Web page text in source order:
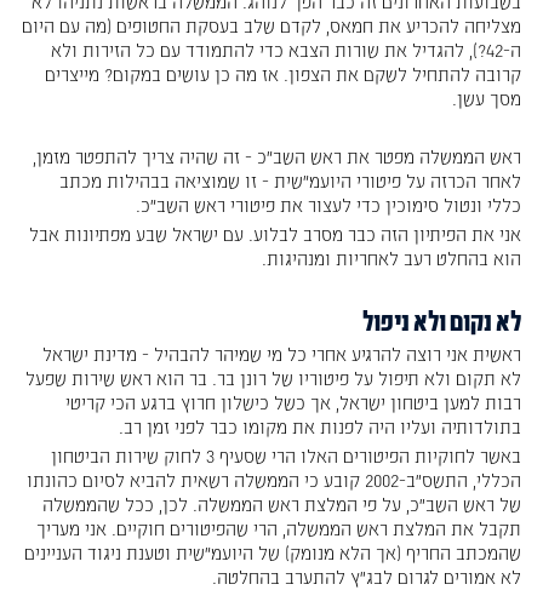
מצליחה להכריע את חמאס, לקדם שלב בעסקת החטופים (מה עם היום
ה-42?), להגדיל את שורות הצבא כדי להתמודד עם כל הזירות ולא
קרובה להתחיל לשקם את הצפון. אז מה כן עושים במקום? מייצרים
מסך עשן.
ראש הממשלה מפטר את ראש השב"כ - זה שהיה צריך להתפטר מזמן,
לאחר הכרזה על פיטורי היועמ"שית - זו שמוציאה בבהילות מכתב
כללי ונטול סימוכין כדי לעצור את פיטורי ראש השב"כ.
אני את הפיתיון הזה כבר מסרב לבלוע. עם ישראל שבע מפתיונות אבל
הוא בהחלט רעב לאחריות ומנהיגות.
לא נקום ולא ניפול
ראשית אני רוצה להרגיע אחרי כל מי שמיהר להבהיל - מדינת ישראל
לא תקום ולא תיפול על פיטוריו של רונן בר. בר הוא ראש שירות שפעל
רבות למען ביטחון ישראל, אך כשל כישלון חרוץ ברגע הכי קריטי
בתולדותיה ועליו היה לפנות את מקומו כבר לפני זמן רב.
באשר לחוקיות הפיטורים האלו הרי שסעיף 3 לחוק שירות הביטחון
הכללי, התשס”ב-2002 קובע כי הממשלה רשאית להביא לסיום כהונתו
של ראש השב”כ, על פי המלצת ראש הממשלה. לכן, ככל שהממשלה
תקבל את המלצת ראש הממשלה, הרי שהפיטורים חוקיים. אני מעריך
שהמכתב החריף (אך הלא מנומק) של היועמ"שית וטענת ניגוד העניינים
לא אמורים לגרום לבג”ץ להתערב בהחלטה.